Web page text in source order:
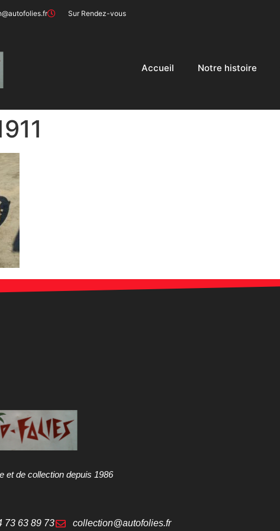
Sur Rendez-vous
Accueil Notre histoire
et de collection depuis 1986
73 63 89 73 collection@autofolies.fr